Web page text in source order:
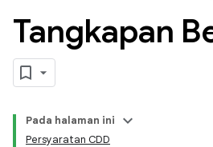
Tangkapan
Pada halaman ini
Persyaratan CDD